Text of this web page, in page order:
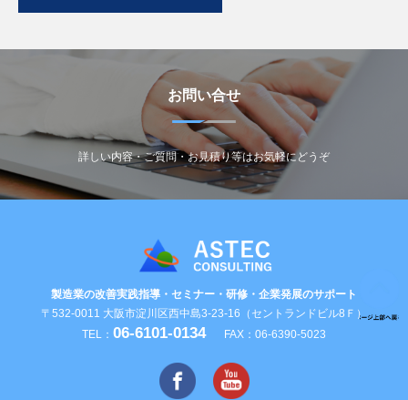
お問い合せ
詳しい内容・ご質問・お見積り等はお気軽にどうぞ
製造業の改善実践指導・セミナー・研修・企業発展のサポート
〒532-0011 大阪市淀川区西中島3-23-16（セントランドビル8Ｆ）
TEL： 06-6101-0134 FAX：06-6390-5023